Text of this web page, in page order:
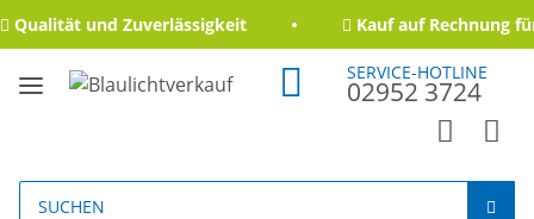
Qualität und Zuverlässigkeit Kauf auf Rechnung
SERVICE-HOTLINE
02952 3724